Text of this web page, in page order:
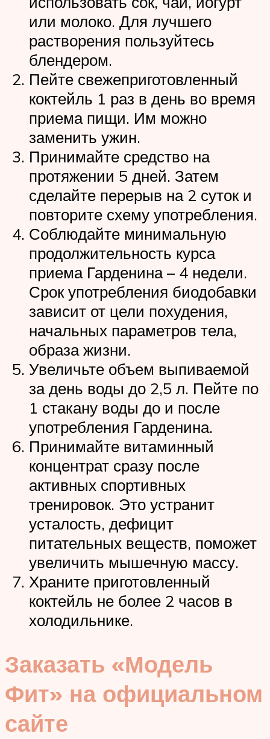
или молоко. Для лучшего
растворения пользуйтесь
блендером.
Пейте свежеприготовленный
коктейль 1 раз в день во время
приема пищи. Им можно
заменить ужин.
Принимайте средство на
протяжении 5 дней. Затем
сделайте перерыв на 2 суток и
повторите схему употребления.
Соблюдайте минимальную
продолжительность курса
приема Гарденина – 4 недели.
Срок употребления биодобавки
зависит от цели похудения,
начальных параметров тела,
образа жизни.
Увеличьте объем выпиваемой
за день воды до 2,5 л. Пейте по
1 стакану воды до и после
употребления Гарденина.
Принимайте витаминный
концентрат сразу после
активных спортивных
тренировок. Это устранит
усталость, дефицит
питательных веществ, поможет
увеличить мышечную массу.
Храните приготовленный
коктейль не более 2 часов в
холодильнике.
Заказать «Модель
Фит» на официальном
сайте